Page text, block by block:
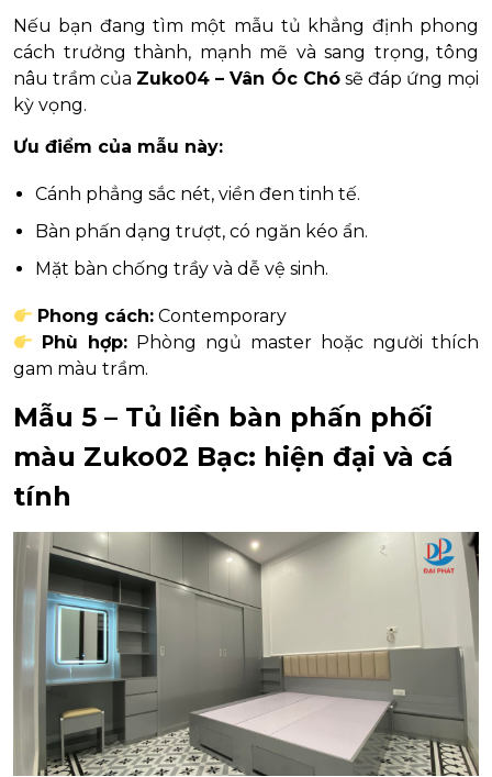
Nếu bạn đang tìm một mẫu tủ khẳng định phong
cách trưởng thành, mạnh mẽ và sang trọng, tông
nâu trầm của Zuko04 – Vân Óc Chósẽ đáp ứng mọi
kỳ vọng.
Ưu điểm của mẫu này:
Cánh phẳng sắc nét, viền đen tinh tế.
Bàn phấn dạng trượt, có ngăn kéo ẩn.
Mặt bàn chống trầy và dễ vệ sinh.
Phong cách: Contemporary
Phù hợp: Phòng ngủ master hoặc người thích
gam màu trầm.
Mẫu 5 – Tủ liền bàn phấn phối
màu Zuko02 Bạc: hiện đại và cá
tính